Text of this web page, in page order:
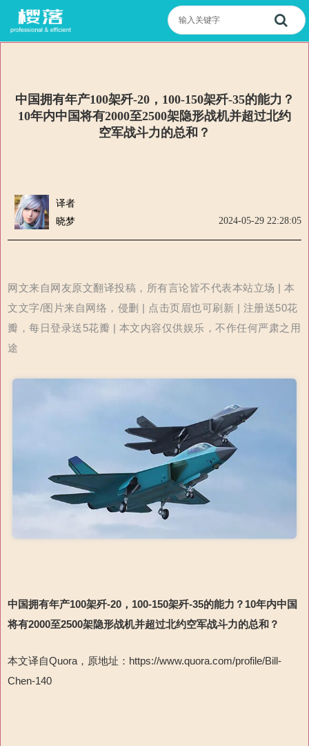
中国拥有年产100架歼-20，100-150架歼-35的能力？
10年内中国将有2000至2500架隐形战机并超过北约
空军战斗力的总和？
译者
晓梦
2024-05-29 22:28:05
网文来自网友原文翻译投稿，所有言论皆不代表本站立场 | 本
文文字/图片来自网络，侵删 | 点击页眉也可刷新 | 注册送50花
瓣，每日登录送5花瓣 | 本文内容仅供娱乐，不作任何严肃之用
途
中国拥有年产100架歼-20 ， 100-150架歼-35的能力？ 10年内中国
将有2000至2500架隐形战机并超过北约空军战斗力的总和 ？
本文译自Quora ，原地址： https://www.quora.com/profile/Bill-
Chen-140